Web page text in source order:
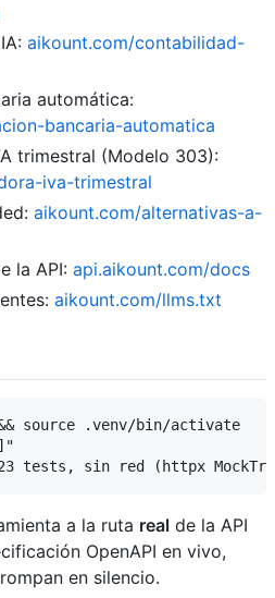
aikount.com/contabilidad-
automática:
bancaria-automatica
trimestral (Modelo 303):
iva-trimestral
aikount.com/alternativas-a-
la API: api.aikount.com/docs
aikount.com/llms.txt
source .venv/bin/activate
a la ruta real de la API
OpenAPI en vivo,
en silencio.